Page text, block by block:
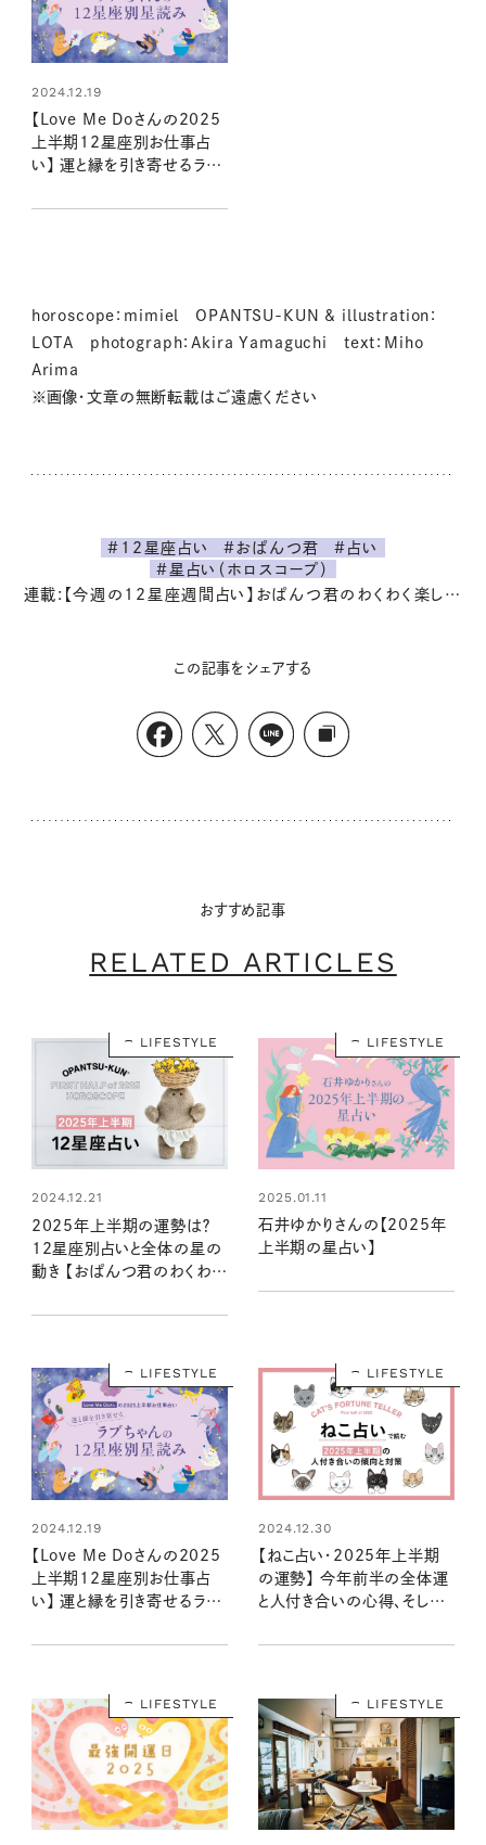
2024.12.19
【Love Me Doさんの2025
上半期12星座別お仕事占
い】 運と縁を引き寄せるラブ
horoscope：mimiel OPANTSU-KUN & illustration：
LOTA photograph：Akira Yamaguchi text：Miho
Arima
※画像・文章の無断転載はご遠慮ください
#12星座占い #おぱんつ君
#占い
#星占い（ホロスコープ）
連載:【今週の12星座週間占い】おぱんつ君のわくわく楽しい一週間占い
この記事をシェアする
おすすめ記事
RELATED ARTICLES
LIFESTYLE
2024.12.21
2025年上半期の運勢は？
12星座別占いと全体の星の
動き 【おぱんつ君のわくわく
LIFESTYLE
2025.01.11
石井ゆかりさんの【2025年
上半期の星占い】
LIFESTYLE
2024.12.19
【Love Me Doさんの2025
上半期12星座別お仕事占
い】 運と縁を引き寄せるラブ
LIFESTYLE
2024.12.30
【ねこ占い・2025年上半期
の運勢】 今年前半の全体運
と人付き合いの心得、そして
LIFESTYLE LIFESTYLE